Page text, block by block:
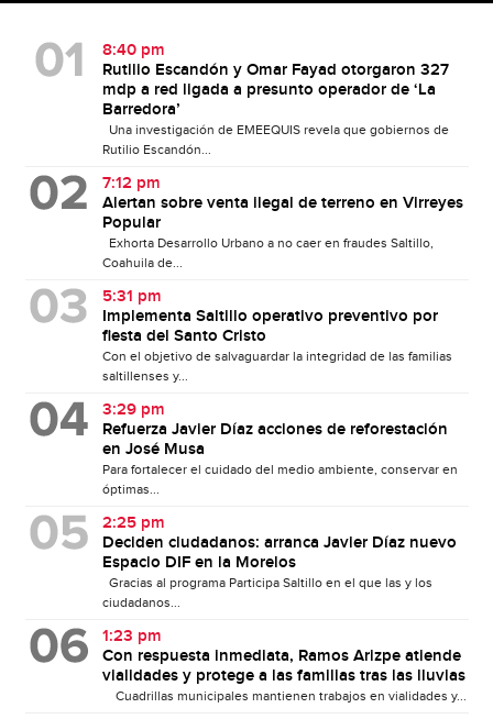
8:40 pm
Rutilio Escandón y Omar Fayad otorgaron 327
mdp a red ligada a presunto operador de ‘La
Barredora’
Una investigación de EMEEQUIS revela que gobiernos de
Rutilio Escandón...
7:12 pm
Alertan sobre venta ilegal de terreno en Virreyes
Popular
Exhorta Desarrollo Urbano a no caer en fraudes Saltillo,
Coahuila de...
5:31 pm
Implementa Saltillo operativo preventivo por
fiesta del Santo Cristo
Con el objetivo de salvaguardar la integridad de las familias
saltillenses y...
3:29 pm
Refuerza Javier Díaz acciones de reforestación
en José Musa
Para fortalecer el cuidado del medio ambiente, conservar en
óptimas...
2:25 pm
Deciden ciudadanos: arranca Javier Díaz nuevo
Espacio DIF en la Morelos
Gracias al programa Participa Saltillo en el que las y los
ciudadanos...
1:23 pm
Con respuesta inmediata, Ramos Arizpe atiende
vialidades y protege a las familias tras las lluvias
Cuadrillas municipales mantienen trabajos en vialidades y...